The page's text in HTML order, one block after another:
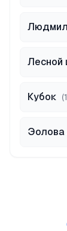
Лесной
Кубок (
Эолова